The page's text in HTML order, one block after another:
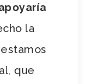
la
que